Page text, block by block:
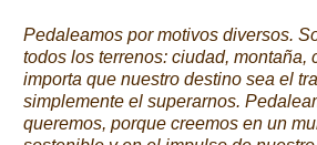
Pedaleamos por motivos diversos.
todos los terrenos: ciudad, montaña,
importa que nuestro destino sea el
simplemente el superarnos.
queremos, porque creemos en un